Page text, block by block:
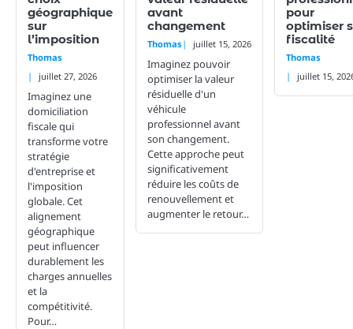
géographique
sur
l’imposition
Thomas
juillet 27, 2026
Imaginez une
domiciliation
fiscale qui
transforme votre
stratégie
d'entreprise et
l'imposition
globale. Cet
alignement
géographique
peut influencer
durablement les
charges annuelles
et la
compétitivité.
Pour…
avant
changement
Thomas juillet 15, 2026
Imaginez pouvoir
optimiser la valeur
résiduelle d'un
véhicule
professionnel avant
son changement.
Cette approche peut
significativement
réduire les coûts de
renouvellement et
augmenter le retour…
pour
optimiser
fiscalité
Thomas
juillet 15,